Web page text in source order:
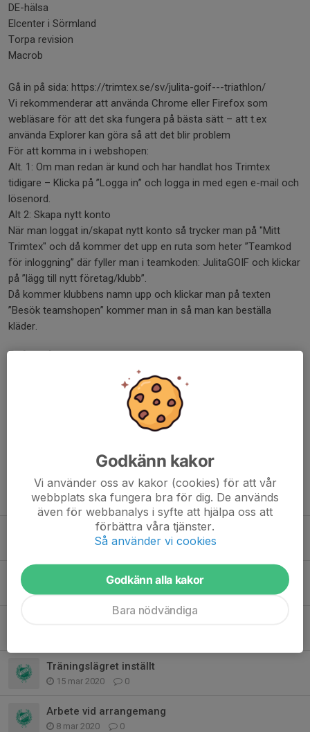
DE-hälsa
Elcenter i Sörmland
Torpa revision
Macrob
Gå in på sida: https://trimtex.se/sv/julita-goif---triathlon/
Vi rekommenderar att använda Chrome eller Firefox som
webläsare för att det ska fungera på bästa sätt – att t.ex
använda Explorer kan göra så att det blir problem
För att komma in i webshopen:
Alt. 1: Om man redan är kund och har handlat hos Trimtex
tidigare – Klicka på ”Logga in” och logga in med egen e-mail och
lösenord.
Alt 2: Skapa nytt konto
När man loggat in/skapat nytt konto så trycker man på "Mitt
Trimtex" och då kommer det upp en ruta som heter ”Teamkod
för inloggning” där fyller man i teamkoden: JulitaGOIF och klickar
på ”lägg till nytt företag/klubb”.
Då kommer klubbens namn upp och klickar man på texten
”Besök teamshopen” kommer man in så man kan beställa
kläder.
Dela nyhet
Tidigare nyheter
Deltävling 7 - 1000 m simning i öppet vatten
22 aug 2020 0
Uppdatering av klubbtouren 2020
Träningslägret inställt
15 mar 2020 0
Arbete vid arrangemang
8 mar 2020 0
Godkänn kakor
Vi använder oss av kakor (cookies) för att vår
webbplats ska fungera bra för dig. De används
även för webbanalys i syfte att hjälpa oss att
förbättra våra tjänster.
Så använder vi cookies
Godkänn alla kakor
Bara nödvändiga